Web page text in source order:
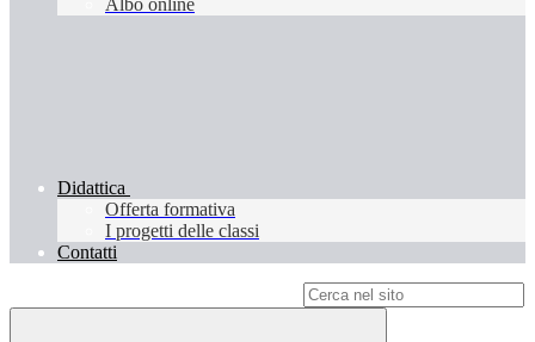
Albo online
Didattica
Offerta formativa
I progetti delle classi
Contatti